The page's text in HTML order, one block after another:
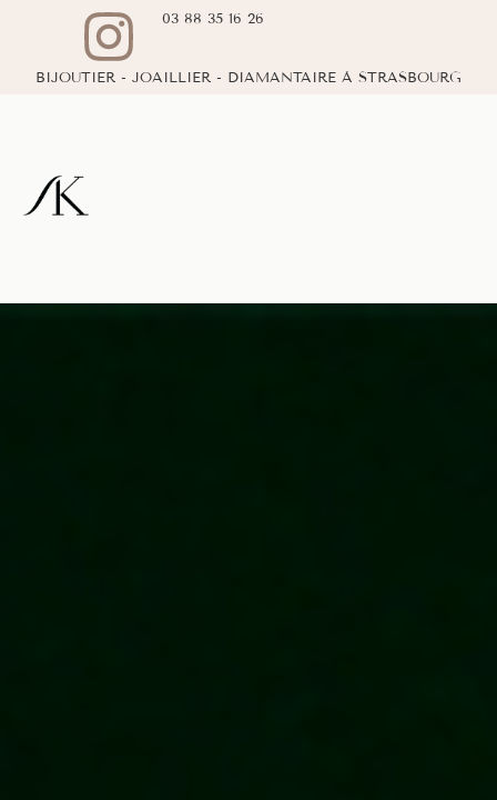
03 88 35 16 26
BIJOUTIER - JOAILLIER - DIAMANTAIRE À STRASBOURG